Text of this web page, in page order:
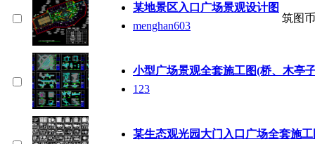
某地景区入口广场景观设计图
menghan603
筑图
小型广场景观全套施工图(桥、木亭
123
某生态观光园大门入口广场全套施工